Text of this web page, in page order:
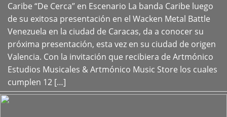
Caribe “De Cerca” en Escenario La banda Caribe luego
de su exitosa presentación en el Wacken Metal Battle
Venezuela en la ciudad de Caracas, da a conocer su
próxima presentación, esta vez en su ciudad de origen
Valencia. Con la invitación que recibiera de Artmónico
Estudios Musicales & Artmónico Music Store los cuales
cumplen 12 […]
+